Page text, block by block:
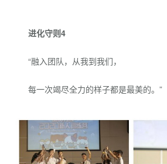
进化守则4
“融入团队，从我到我们，
每一次竭尽全力的样子都是最美的。”